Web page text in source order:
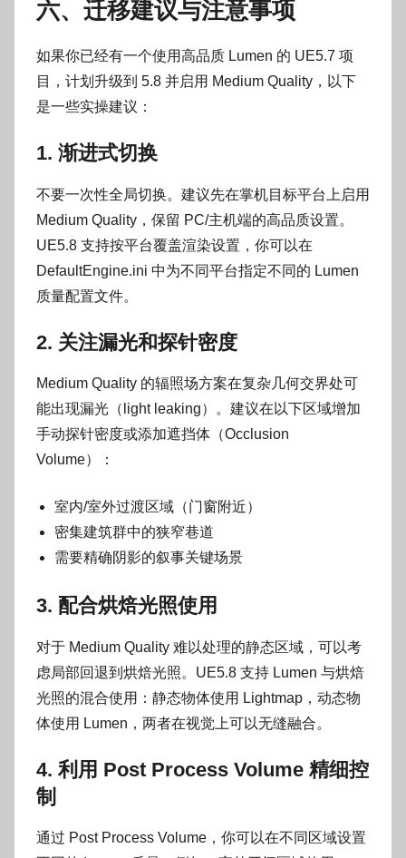
六、迁移建议与注意事项
如果你已经有一个使用高品质 Lumen 的 UE5.7 项
目，计划升级到 5.8 并启用 Medium Quality，以下
是一些实操建议：
1. 渐进式切换
不要一次性全局切换。建议先在掌机目标平台上启用
Medium Quality，保留 PC/主机端的高品质设置。
UE5.8 支持按平台覆盖渲染设置，你可以在
DefaultEngine.ini 中为不同平台指定不同的 Lumen
质量配置文件。
2. 关注漏光和探针密度
Medium Quality 的辐照场方案在复杂几何交界处可
能出现漏光（light leaking）。建议在以下区域增加
手动探针密度或添加遮挡体（Occlusion
Volume）：
室内/室外过渡区域（门窗附近）
密集建筑群中的狭窄巷道
需要精确阴影的叙事关键场景
3. 配合烘焙光照使用
对于 Medium Quality 难以处理的静态区域，可以考
虑局部回退到烘焙光照。UE5.8 支持 Lumen 与烘焙
光照的混合使用：静态物体使用 Lightmap，动态物
体使用 Lumen，两者在视觉上可以无缝融合。
4. 利用 Post Process Volume 精细控
制
通过 Post Process Volume，你可以在不同区域设置